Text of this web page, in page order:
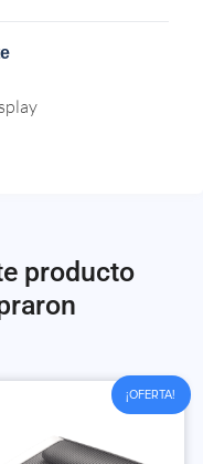
producto
¡OFERTA!